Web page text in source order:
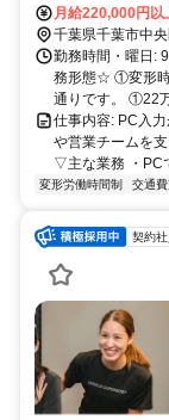
月給220,000円以
千葉県千葉市中
勤務時間・曜日:
務形態☆ ①変形時
通りです。 ①22
仕事内容: PC入
や営業チームを
▽主な業務 ・PC
変形労働時間制 交通
契約社